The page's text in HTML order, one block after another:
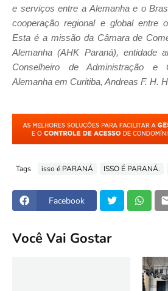
e serviços entre a Alemanha e o
cooperação regional e global entre
Esta é a missão da Câmara de
Alemanha (AHK Paraná), entidade
Conselheiro de Administração e
Alemanha em Curitiba, Andreas F. H.
Tags isso é PARANÁ ISSO É PARANÁ.
Facebook
Você Vai Gostar